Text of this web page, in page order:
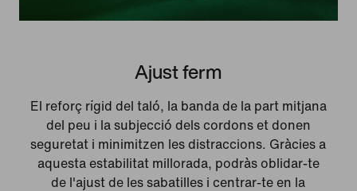
Ajust ferm
El reforç rígid del taló, la banda de la part mitjana
del peu i la subjecció dels cordons et donen
seguretat i minimitzen les distraccions. Gràcies a
aquesta estabilitat millorada, podràs oblidar-te
de l'ajust de les sabatilles i centrar-te en la